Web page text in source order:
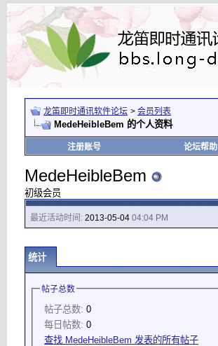
龙笛即时通讯软件论坛 > 会员列表
MedeHeibleBem 的个人资料
注册账号 论坛帮助
MedeHeibleBem
初级会员
最近活动时间: 2013-05-04 04:04 PM
统计
帖子总数
帖子总数: 0
每日帖数: 0
查找 MedeHeibleBem 发表的所有帖子